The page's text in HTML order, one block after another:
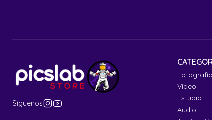
Síguenos
Fotografía
Video
Estudio
Audio